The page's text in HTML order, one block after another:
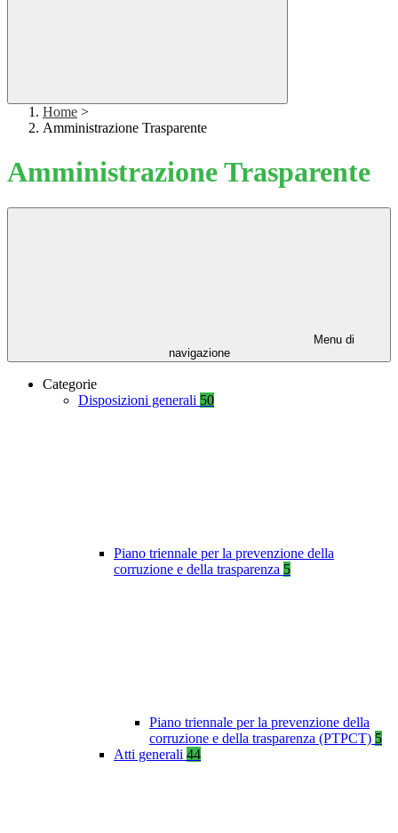
Home >
Amministrazione Trasparente
Amministrazione Trasparente
Menu di
navigazione
Categorie
Disposizioni generali 50
Piano triennale per la prevenzione della
corruzione e della trasparenza 5
Piano triennale per la prevenzione della
corruzione e della trasparenza (PTPCT) 5
Atti generali 44